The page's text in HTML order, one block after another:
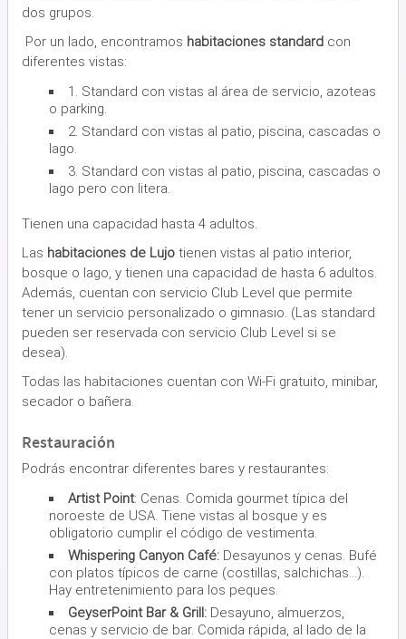
dos grupos.
Por un lado, encontramos habitaciones standard con
diferentes vistas:
1. Standard con vistas al área de servicio, azoteas
o parking.
2. Standard con vistas al patio, piscina, cascadas o
lago.
3. Standard con vistas al patio, piscina, cascadas o
lago pero con litera.
Tienen una capacidad hasta 4 adultos.
Las habitaciones de Lujo tienen vistas al patio interior,
bosque o lago, y tienen una capacidad de hasta 6 adultos.
Además, cuentan con servicio Club Level que permite
tener un servicio personalizado o gimnasio. (Las standard
pueden ser reservada con servicio Club Level si se
desea).
Todas las habitaciones cuentan con Wi-Fi gratuito, minibar,
secador o bañera.
Restauración
Podrás encontrar diferentes bares y restaurantes:
Artist Point: Cenas. Comida gourmet típica del
noroeste de USA. Tiene vistas al bosque y es
obligatorio cumplir el código de vestimenta.
Whispering Canyon Café: Desayunos y cenas. Bufé
con platos típicos de carne (costillas, salchichas...).
Hay entretenimiento para los peques.
GeyserPoint Bar & Grill: Desayuno, almuerzos,
cenas y servicio de bar. Comida rápida, al lado de la